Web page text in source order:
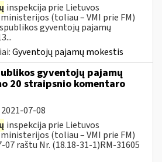
inspekcija prie Lietuvos
(toliau – VMI prie FM)
gyventojų pajamų
Gyventojų pajamų mokestis
gyventojų pajamų
20 straipsnio komentaro
2021-07-08
inspekcija prie Lietuvos
(toliau – VMI prie FM)
07 raštu Nr. (18.18-31-1)RM-31605